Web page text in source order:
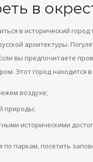
в
в исторический
архитектуры.
вы предпочитаете
Этот город находится
воздухе;
природы;
историческими
по паркам, посетить